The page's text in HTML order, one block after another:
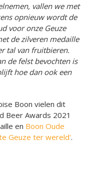
vallen we met
opnieuw wordt de
voor onze Geuze
de zilveren medaille
tal van fruitbieren.
de felst bevochten is
hoe dan ook een
Boon vielen dit
Beer Awards 2021
en Boon Oude
Geuze ter wereld'.